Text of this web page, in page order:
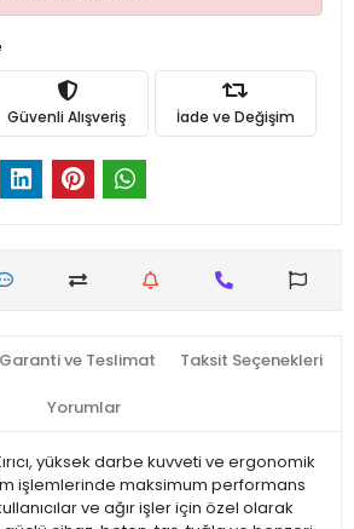
Güvenli Alışveriş İade ve Değişim
Garanti ve Teslimat Taksit Seçenekleri
Yorumlar
yüksek darbe kuvveti ve ergonomik
işlemlerinde maksimum performans
ve ağır işler için özel olarak